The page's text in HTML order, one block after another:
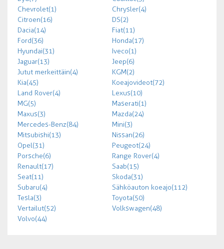
Chevrolet (1)
Chrysler (4)
Citroen (16)
DS (2)
Dacia (14)
Fiat (11)
Ford (36)
Honda (17)
Hyundai (31)
Iveco (1)
Jaguar (13)
Jeep (6)
Jutut merkeittäin (4)
KGM (2)
Kia (45)
Koeajovideot (72)
Land Rover (4)
Lexus (10)
MG (5)
Maserati (1)
Maxus (3)
Mazda (24)
Mercedes-Benz (84)
Mini (3)
Mitsubishi (13)
Nissan (26)
Opel (31)
Peugeot (24)
Porsche (6)
Range Rover (4)
Renault (17)
Saab (15)
Seat (11)
Skoda (31)
Subaru (4)
Sähköauton koeajo (112)
Tesla (3)
Toyota (50)
Vertailut (52)
Volkswagen (48)
Volvo (44)